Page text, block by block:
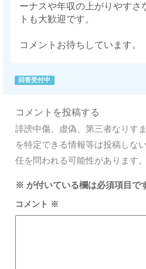
ーナスや年収の上がりやすさ
トも大歓迎です。
コメントお待ちしています。
回答受付中
コメントを投稿する
誹謗中傷、虚偽、第三者なりす
を特定できる情報等は投稿しな
任を問われる可能性があります。
※ が付いている欄は必須項目で
コメント ※